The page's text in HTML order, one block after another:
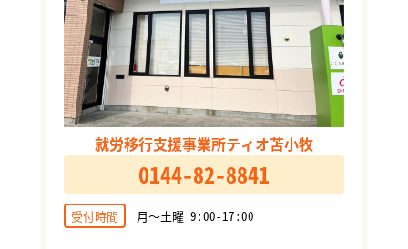
就労移行支援事業所ティオ苫小牧
0144-82-8841
受付時間 月～土曜 9:00-17:00